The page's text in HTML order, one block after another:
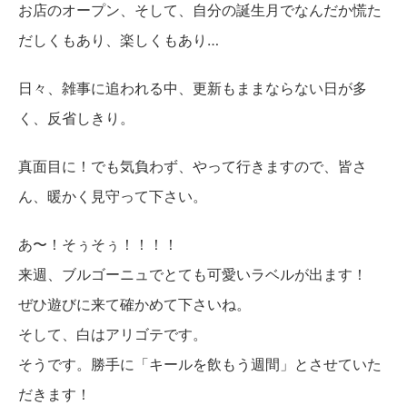
お店のオープン、そして、自分の誕生月でなんだか慌た
だしくもあり、楽しくもあり…
日々、雑事に追われる中、更新もままならない日が多
く、反省しきり。
真面目に！でも気負わず、やって行きますので、皆さ
ん、暖かく見守って下さい。
あ〜！そぅそぅ！！！！
来週、ブルゴーニュでとても可愛いラベルが出ます！
ぜひ遊びに来て確かめて下さいね。
そして、白はアリゴテです。
そうです。勝手に「キールを飲もう週間」とさせていた
だきます！